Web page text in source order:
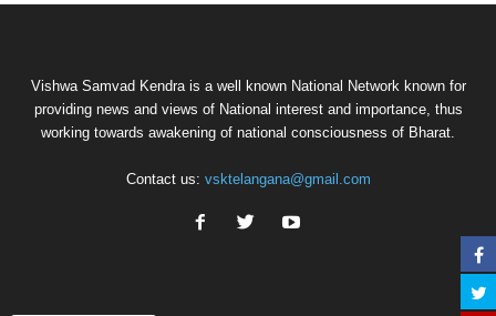
Vishwa Samvad Kendra is a well known National Network known for
providing news and views of National interest and importance, thus
working towards awakening of national consciousness of Bharat.
Contact us: vsktelangana@gmail.com